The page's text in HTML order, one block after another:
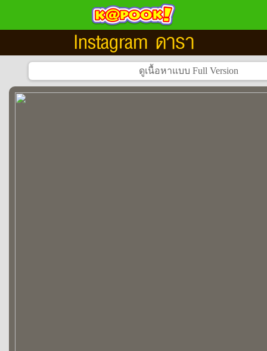
Instagram ดารา